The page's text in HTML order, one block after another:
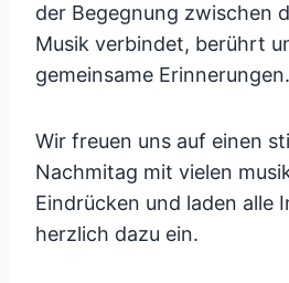
der Begegnung zwischen
Musik verbindet, berührt
gemeinsame Erinnerungen.
Wir freuen uns auf einen
Nachmitag mit vielen
Eindrücken und laden alle
herzlich dazu ein.